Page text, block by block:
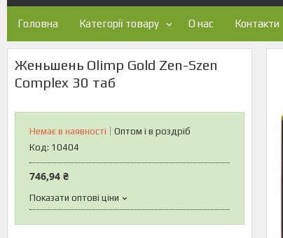
Головна Категорії товару О нас Контакти
Женьшень Olimp Gold Zen-Szen
Complex 30 таб
Немає в наявності
Оптом і в роздріб
Код: 10404
746,94 ₴
Показати оптові ціни